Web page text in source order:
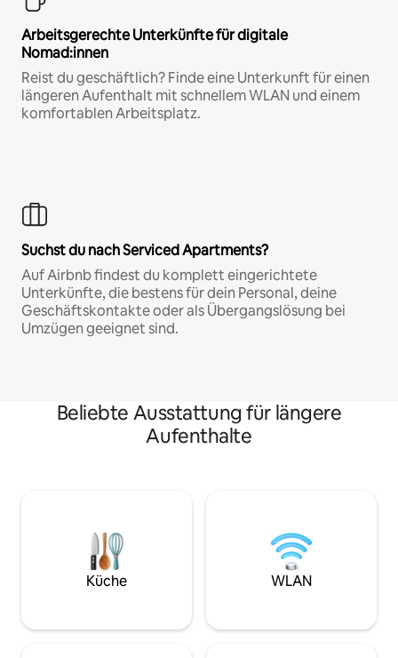
Arbeitsgerechte Unterkünfte für digitale
Nomad:innen
Reist du geschäftlich? Finde eine Unterkunft für einen
längeren Aufenthalt mit schnellem WLAN und einem
komfortablen Arbeitsplatz.
Suchst du nach Serviced Apartments?
Auf Airbnb findest du komplett eingerichtete
Unterkünfte, die bestens für dein Personal, deine
Geschäftskontakte oder als Übergangslösung bei
Umzügen geeignet sind.
Beliebte Ausstattung für längere
Aufenthalte
Küche WLAN